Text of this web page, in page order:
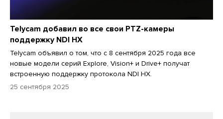
Telycam добавил во все свои PTZ-камеры
поддержку NDI HX
Telycam объявил о том, что с 8 сентября 2025 года все
новые модели серий Explore, Vision+ и Drive+ получат
встроенную поддержку протокола NDI HX.
25 сентября 2025